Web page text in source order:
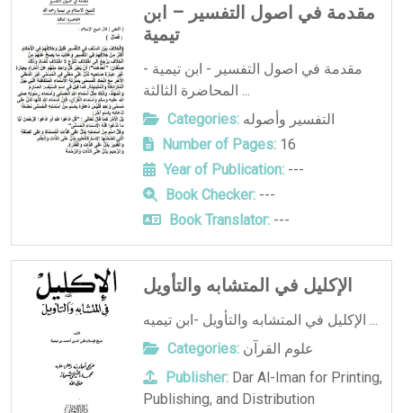
مقدمة في اصول التفسير – ابن
تيمية
مقدمة في اصول التفسير - ابن تيمية -
المحاضرة الثالثة ...
Categories: التفسير وأصوله
Number of Pages:16
Year of Publication:---
Book Checker:---
Book Translator:---
الإكليل في المتشابه والتأويل
الإكليل في المتشابه والتأويل -ابن تيميه ...
Categories: علوم القرآن
Publisher: Dar Al-Iman for Printing,
Publishing, and Distribution